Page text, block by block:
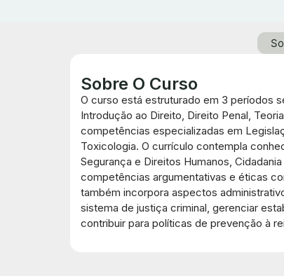
Sobre O Curso
O curso está estruturado em 3 períodos
Introdução ao Direito, Direito Penal,
competências especializadas em
Toxicologia. O currículo contempla
Segurança e Direitos Humanos,
competências argumentativas e éticas
também incorpora aspectos
sistema de justiça criminal, gerenciar
contribuir para políticas de prevenção à